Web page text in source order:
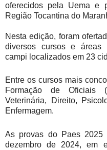
oferecidos pela Uema e
Região Tocantina do
Nesta edição, foram
diversos cursos e áreas
campi localizados em 23
Entre os cursos mais
Formação de Oficiais
Veterinária, Direito,
Enfermagem.
As provas do Paes 2025
dezembro de 2024, em